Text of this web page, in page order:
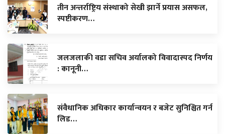
तीन अन्तर्राष्ट्रिय संस्थाको सेखी झार्ने प्रयास असफल,
स्पष्टीकरण…
जलजलाकी वडा सचिव अर्यालको विवादास्पद निर्णय
: कानूनी…
संवैधानिक अधिकार कार्यान्वयन र बजेट सुनिश्चित गर्न
लिड…